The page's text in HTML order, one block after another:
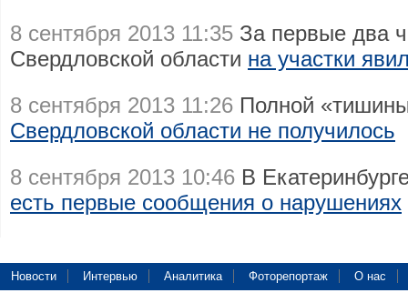
8 сентября 2013 11:35 За первые два
Свердловской области на участки
8 сентября 2013 11:26 Полной
Свердловской области не получилось
8 сентября 2013 10:46 В
есть первые сообщения о нарушениях
Новости Интервью Аналитика Фоторепортаж О нас